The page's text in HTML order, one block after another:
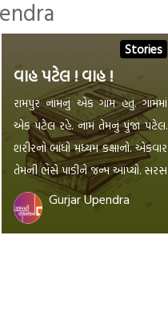
Stories
વાહ પટેલ ! વાહ !
રામપુર નામનું એક ગામ હતું. ગામમાં
એક પટેલ રહે. નામ તેમનું પુંજા પટેલ.
શરીરનો બાંધો મધ્યમ કક્ષાનો. એકવાર
તેમની ભેંસે પાડીને જન્મ આપ્યો. સરસ
મજાની પાડી નાની અને નમણી.
પટેલને પાડી વહાલી-વહાલી લાગે.
ગામને છેવાડે પુંજા પટેલનું ઘર અને
Gurjar Upendra